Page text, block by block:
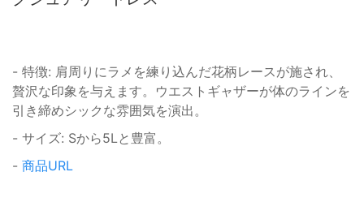
- 特徴: 肩周りにラメを練り込んだ花柄レースが施され、
贅沢な印象を与えます。ウエストギャザーが体のラインを
引き締めシックな雰囲気を演出。
- サイズ: Sから5Lと豊富。
- 商品URL